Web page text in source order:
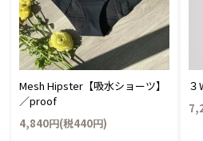
Mesh Hipster【吸水ショーツ】
／proof
4,840円(税440円)
３